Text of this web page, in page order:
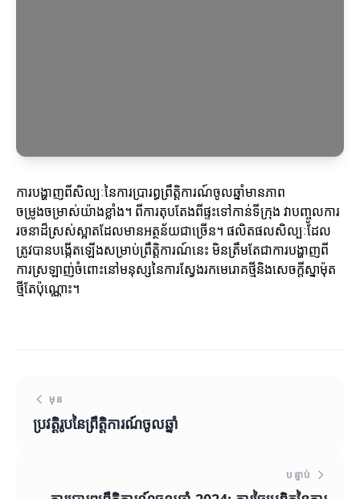
ការបង្ហាញពីសិល្បៈនៃការប្រារព្ធព្រឹត្តិការណ៍ចូលឆ្នាំមានភាព
ចម្រូងចម្រាស់យ៉ាងខ្លាំង។ ពីការតុបតែងពីផ្ទះទៅកាន់ទីក្រុង វាបញ្ចូលការ
រចនាដ៏ស្រស់ស្អាតដែលមានអត្ថន័យជាច្រើន។ ផលិតផលសិល្បៈដែល
ត្រូវបានបង្កើតឡើងសម្រាប់ព្រឹត្តិការណ៍នេះ មិនត្រឹមតែជាការបង្ហាញពី
ការស្រឡាញ់ចំពោះនៅមនុស្សនៃការស្វែងរកមេរោគថ្មីនិងសេចក្តីស្នាម៉ុត
ថ្មីតែប៉ុណ្ណោះ។
មុន
ប្រវត្តិរូបនៃព្រឹត្តិការណ៍ចូលឆ្នាំ
បន្ទាប់